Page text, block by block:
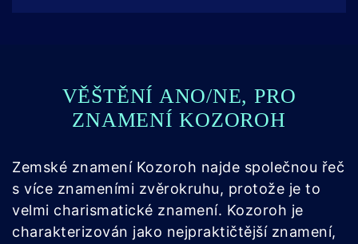
VĚŠTĚNÍ ANO/NE, PRO
ZNAMENÍ KOZOROH
Zemské znamení Kozoroh najde společnou řeč
s více znameními zvěrokruhu, protože je to
velmi charismatické znamení. Kozoroh je
charakterizován jako nejpraktičtější znamení,